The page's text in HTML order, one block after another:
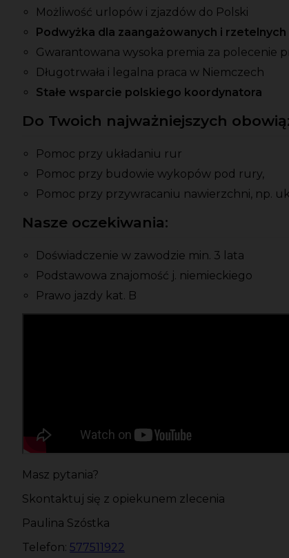
Możliwość urlopów i zjazdów do Polski
Podwyżka dla zaangażowanych i
Gwarantowana wysoka premia za polecenie
Długotrwała i legalna praca w Niemczech
Stałe wsparcie polskiego koordynatora
Do Twoich najważniejszych
Pomoc przy układaniu rur
Pomoc przy budowie wykopów pod rury,
Pomoc przy przywracaniu nawierzchni, np.
Nasze oczekiwania:
Doświadczenie w zawodzie min. 3 lata
Podstawowa znajomość j. niemieckiego
Prawo jazdy kat. B
Masz pytania?
Skontaktuj się z opiekunem zlecenia
Paulina Szóstka
Telefon: 577511922